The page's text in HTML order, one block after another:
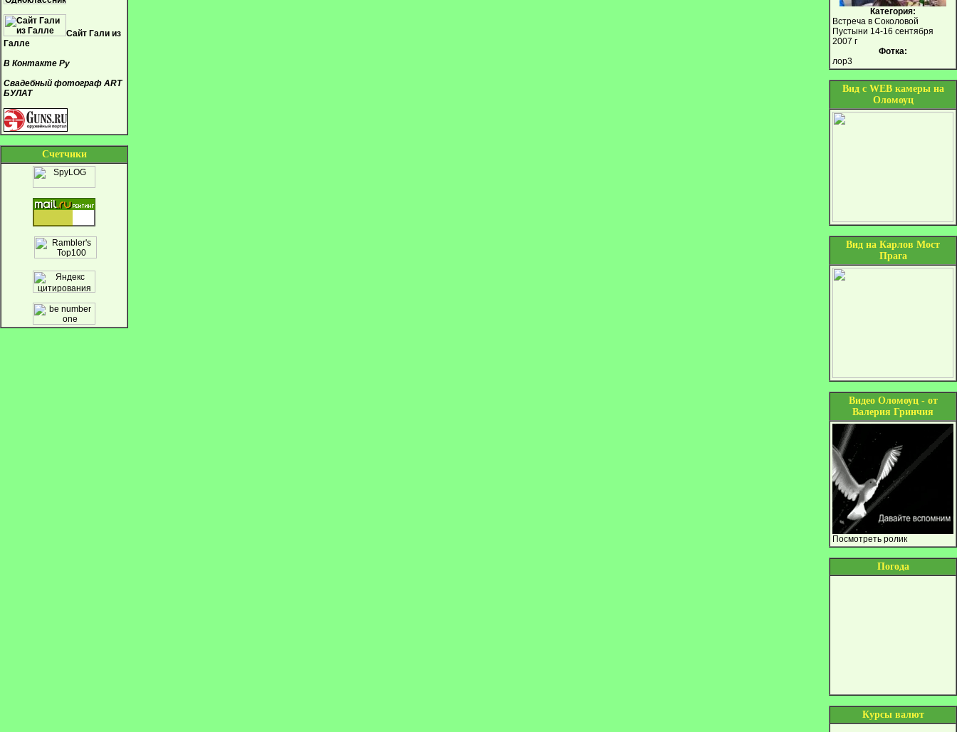
Сайт Гали из
Галле
В Контакте Ру
Свадебный фотограф ART
БУЛАТ
Cчетчики
Категория:
Встреча в Соколовой
Пустыни 14-16 сентября
2007 г
Фотка:
лор3
Вид с WEB камеры на
Оломоуц
Вид на Карлов Мост
Прага
Видео Оломоуц - от
Валерия Гринчия
Посмотреть ролик
Погода
Курсы валют